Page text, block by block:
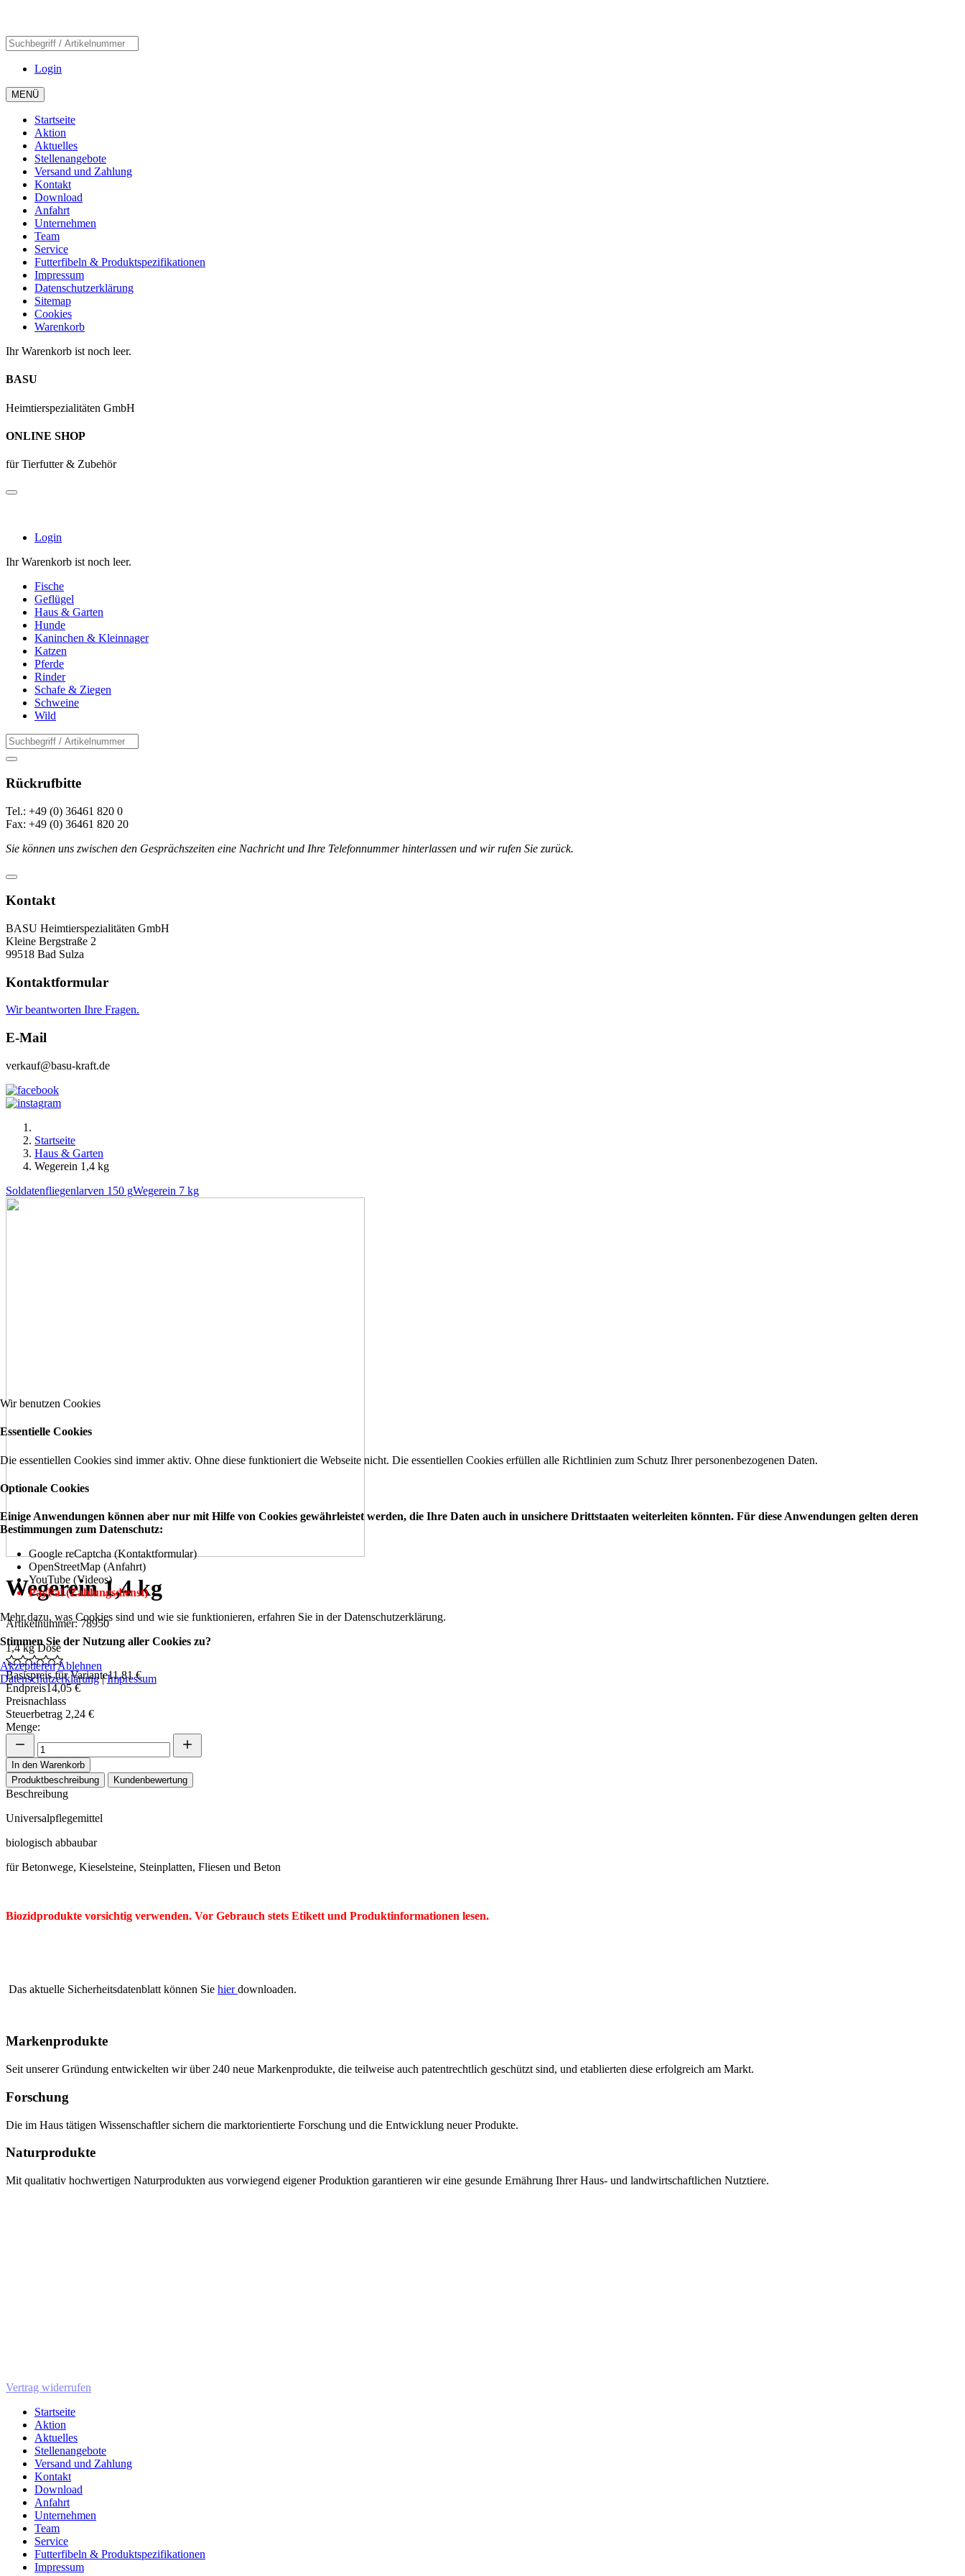
Login
MENÜ
Startseite
Aktion
Aktuelles
Stellenangebote
Versand und Zahlung
Kontakt
Download
Anfahrt
Unternehmen
Team
Service
Futterfibeln & Produktspezifikationen
Impressum
Datenschutzerklärung
Sitemap
Cookies
Warenkorb
Ihr Warenkorb ist noch leer.
BASU
Heimtierspezialitäten GmbH
ONLINE SHOP
für Tierfutter & Zubehör
Login
Ihr Warenkorb ist noch leer.
Fische
Geflügel
Haus & Garten
Hunde
Kaninchen & Kleinnager
Katzen
Pferde
Rinder
Schafe & Ziegen
Schweine
Wild
Rückrufbitte
Tel.: +49 (0) 36461 820 0
Fax: +49 (0) 36461 820 20
Sie können uns zwischen den Gesprächszeiten eine Nachricht und Ihre Telefonnummer hinterlassen und wir rufen Sie zurück.
Kontakt
BASU Heimtierspezialitäten GmbH
Kleine Bergstraße 2
99518 Bad Sulza
Kontaktformular
Wir beantworten Ihre Fragen.
E-Mail
verkauf@basu-kraft.de
Startseite
Haus & Garten
Wegerein 1,4 kg
Soldatenfliegenlarven 150 gWegerein 7 kg
Wegerein 1,4 kg
Artikelnummer: 78950
1,4 kg Dose
Basispreis für Variante11,81 €
Endpreis14,05 €
Preisnachlass
Steuerbetrag 2,24 €
Menge:
In den Warenkorb
Produktbeschreibung
Kundenbewertung
Beschreibung
Universalpflegemittel
biologisch abbaubar
für Betonwege, Kieselsteine, Steinplatten, Fliesen und Beton
Biozidprodukte vorsichtig verwenden. Vor Gebrauch stets Etikett und Produktinformationen lesen.
Das aktuelle Sicherheitsdatenblatt können Sie hierdownloaden.
Markenprodukte
Seit unserer Gründung entwickelten wir über 240 neue Markenprodukte, die teilweise auch patentrechtlich geschützt sind, und etablierten diese erfolgreich am Markt.
Forschung
Die im Haus tätigen Wissenschaftler sichern die marktorientierte Forschung und die Entwicklung neuer Produkte.
Naturprodukte
Mit qualitativ hochwertigen Naturprodukten aus vorwiegend eigener Produktion garantieren wir eine gesunde Ernährung Ihrer Haus- und landwirtschaftlichen Nutztiere.
Vertrag widerrufen
Startseite
Aktion
Aktuelles
Stellenangebote
Versand und Zahlung
Kontakt
Download
Anfahrt
Unternehmen
Team
Service
Futterfibeln & Produktspezifikationen
Impressum
Wir benutzen Cookies
Essentielle Cookies
Die essentiellen Cookies sind immer aktiv. Ohne diese funktioniert die Webseite nicht. Die essentiellen Cookies erfüllen alle Richtlinien zum Schutz Ihrer personenbezogenen Daten.
Optionale Cookies
Einige Anwendungen können aber nur mit Hilfe von Cookies gewährleistet werden, die Ihre Daten auch in unsichere Drittstaaten weiterleiten könnten. Für diese Anwendungen gelten deren
Bestimmungen zum Datenschutz:
Google reCaptcha (Kontaktformular)
OpenStreetMap (Anfahrt)
YouTube (Videos)
PayPal (Zahlungsdienst)
Mehr dazu, was Cookies sind und wie sie funktionieren, erfahren Sie in der Datenschutzerklärung.
Stimmen Sie der Nutzung aller Cookies zu?
AkzeptierenAblehnen
Datenschutzerklärung|Impressum